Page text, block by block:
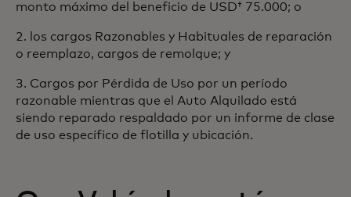
monto máximo del beneficio de USD† 75.000; o
2. los cargos Razonables y Habituales de reparación
o reemplazo, cargos de remolque; y
3. Cargos por Pérdida de Uso por un período
razonable mientras que el Auto Alquilado está
siendo reparado respaldado por un informe de clase
de uso específico de flotilla y ubicación.